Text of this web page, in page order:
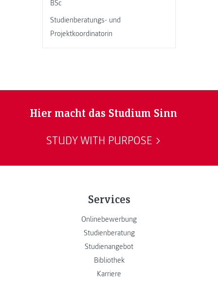
BSc
Studienberatungs- und
Projektkoordinatorin
Hier macht das Studium Sinn
STUDY WITH PURPOSE
Services
Onlinebewerbung
Studienberatung
Studienangebot
Bibliothek
Karriere